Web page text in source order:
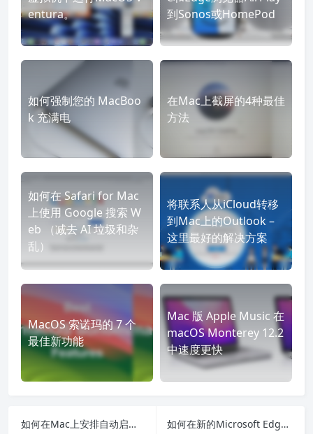
entura。
到Sonos或HomePod
如何强制您的 MacBoo
k 充满电
在Mac上截屏的4种最佳
方法
如何在 Safari for Mac
上使用 Google 搜索 W
eb （减去 AI 垃圾和杂
乱）
将联系人从iCloud转移
到Mac上的Outlook –
这里最好的解决方案
MacOS 索诺玛的 7 个
最佳新功能
Mac 版 Apple Music 在
macOS Monterey 12.2
中速度更快
如何在Mac上安排自动启动或关闭
如何在新的Microsoft Edge浏览器[Mac / Windows]中更改下载位置